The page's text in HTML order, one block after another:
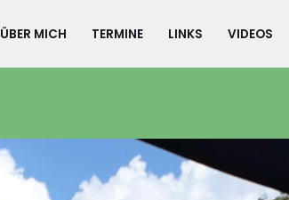
ÜBER MICH TERMINE LINKS VIDEOS